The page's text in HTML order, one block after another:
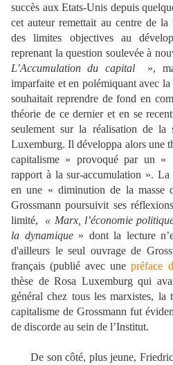
succès aux Etats-Unis depuis
cet auteur remettait au centre de
des limites objectives au
reprenant la question soulevée à
L’Accumulation du capital
»,
imparfaite et en polémiquant avec
souhaitait reprendre de fond en
théorie de ce dernier et en se
seulement sur la réalisation de la
Luxemburg. Il développa alors une
capitalisme » provoqué par un «
rapport à la sur-accumulation ».
en une « diminution de la masse
Grossmann poursuivit ses
limité,
« Marx, l’économie
la dynamique » dont la lecture
d'ailleurs le seul ouvrage de
français (publié avec unepréface
thèse de Rosa Luxemburg qui
général chez tous les marxistes, la
capitalisme de Grossmann fut
de discorde au sein de l’Institut.
De son côté, plus jeune,